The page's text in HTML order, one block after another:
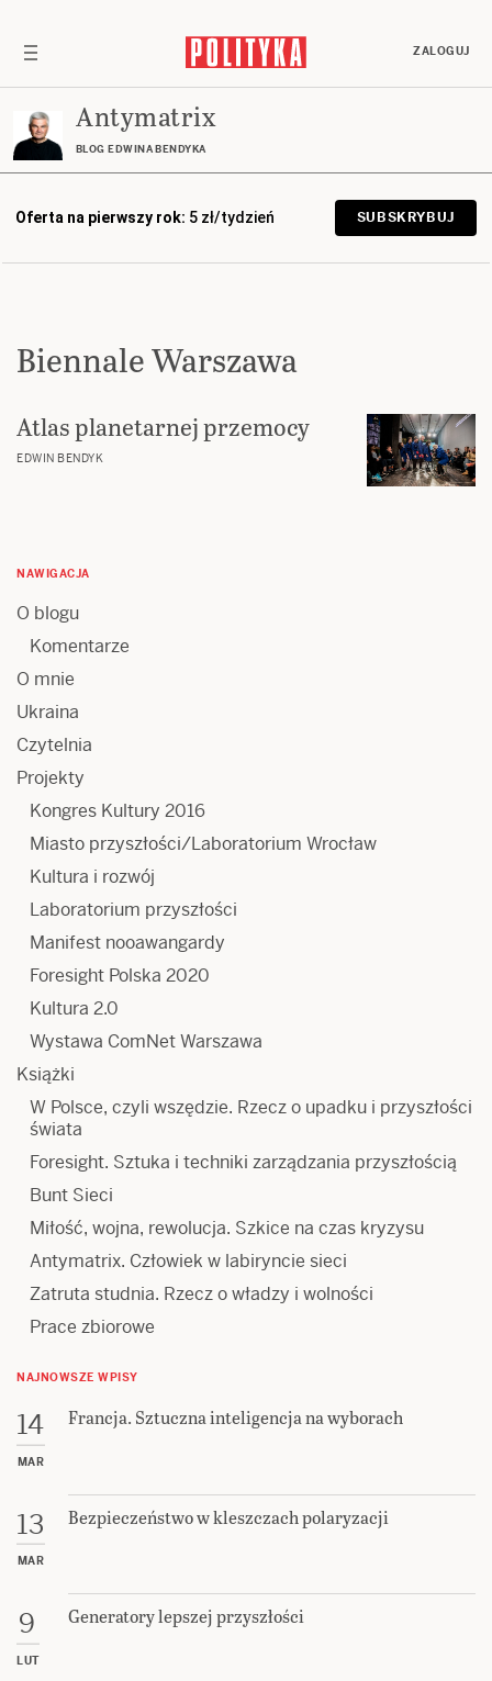
ZALOGUJ
Antymatrix
BLOG EDWINA BENDYKA
Oferta na pierwszy rok: 5 zł/tydzień SUBSKRYBUJ
Biennale Warszawa
Atlas planetarnej przemocy
EDWIN BENDYK
NAWIGACJA
O blogu
Komentarze
O mnie
Ukraina
Czytelnia
Projekty
Kongres Kultury 2016
Miasto przyszłości/Laboratorium Wrocław
Kultura i rozwój
Laboratorium przyszłości
Manifest nooawangardy
Foresight Polska 2020
Kultura 2.0
Wystawa ComNet Warszawa
Książki
W Polsce, czyli wszędzie. Rzecz o upadku i przyszłości
świata
Foresight. Sztuka i techniki zarządzania przyszłością
Bunt Sieci
Miłość, wojna, rewolucja. Szkice na czas kryzysu
Antymatrix. Człowiek w labiryncie sieci
Zatruta studnia. Rzecz o władzy i wolności
Prace zbiorowe
NAJNOWSZE WPISY
14
MAR
Francja. Sztuczna inteligencja na wyborach
13
MAR
Bezpieczeństwo w kleszczach polaryzacji
9
LUT
Generatory lepszej przyszłości